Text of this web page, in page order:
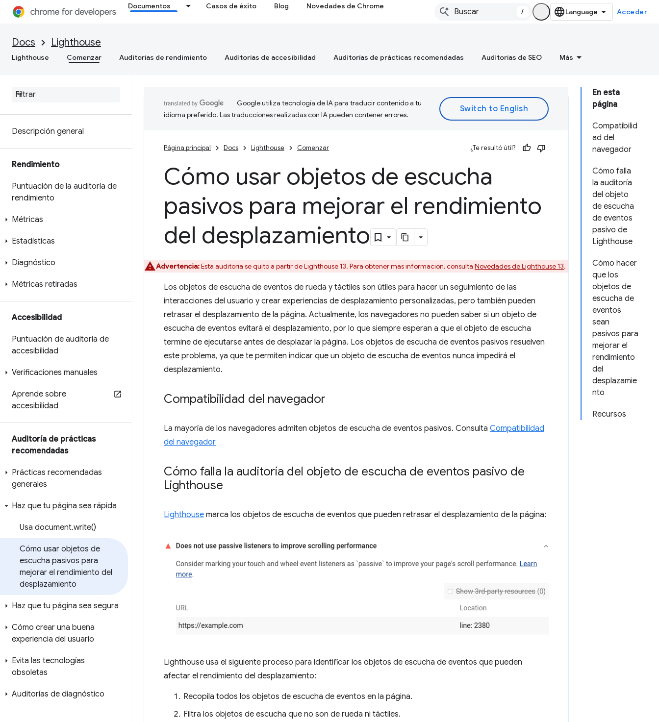
Documentos Casos de éxito Blog Novedades de Chrome
/ Acceder
Docs Lighthouse
Lighthouse Comenzar Auditorías de rendimiento Auditorías de accesibilidad Auditorías de prácticas recomendadas Auditorías de SEO Más
Descripción general
Rendimiento
Puntuación de la auditoría de
rendimiento
Métricas
Estadísticas
Diagnóstico
Métricas retiradas
Accesibilidad
Puntuación de auditoría de
accesibilidad
Verificaciones manuales
Aprende sobre
accesibilidad
Auditoría de prácticas
recomendadas
Prácticas recomendadas
generales
Haz que tu página sea rápida
Usa document.write()
Cómo usar objetos de
escucha pasivos para
mejorar el rendimiento del
desplazamiento
Haz que tu página sea segura
Cómo crear una buena
experiencia del usuario
Evita las tecnologías
obsoletas
Auditorías de diagnóstico
En esta
página
Compatibilid
ad del
navegador
Cómo falla
la auditoría
del objeto
de escucha
de eventos
pasivo de
Lighthouse
Cómo hacer
que los
objetos de
escucha de
eventos
sean
pasivos para
mejorar el
rendimiento
del
desplazamie
nto
Recursos
Google utiliza tecnología de IA para traducir contenido a tu
idioma preferido. Las traducciones realizadas con IA pueden contener errores.
Página principal Docs Lighthouse Comenzar ¿Te resultó útil?
Cómo usar objetos de escucha
pasivos para mejorar el rendimiento
del desplazamiento
Advertencia:Esta auditoría se quitó a partir de Lighthouse 13. Para obtener más información, consulta Novedades de Lighthouse 13.
Los objetos de escucha de eventos de rueda y táctiles son útiles para hacer un seguimiento de las
interacciones del usuario y crear experiencias de desplazamiento personalizadas, pero también pueden
retrasar el desplazamiento de la página. Actualmente, los navegadores no pueden saber si un objeto de
escucha de eventos evitará el desplazamiento, por lo que siempre esperan a que el objeto de escucha
termine de ejecutarse antes de desplazar la página. Los objetos de escucha de eventos pasivos resuelven
este problema, ya que te permiten indicar que un objeto de escucha de eventos nunca impedirá el
desplazamiento.
Compatibilidad del navegador
La mayoría de los navegadores admiten objetos de escucha de eventos pasivos. Consulta Compatibilidad
del navegador
Cómo falla la auditoría del objeto de escucha de eventos pasivo de
Lighthouse
Lighthouse marca los objetos de escucha de eventos que pueden retrasar el desplazamiento de la página:
Lighthouse usa el siguiente proceso para identificar los objetos de escucha de eventos que pueden
afectar el rendimiento del desplazamiento:
Recopila todos los objetos de escucha de eventos en la página.
Filtra los objetos de escucha que no son de rueda ni táctiles.